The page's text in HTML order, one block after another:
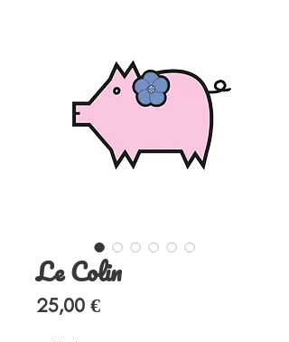
Le Colin
25,00 €Prix